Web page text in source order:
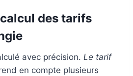
des tarifs
avec précision. Le tarif
en compte plusieurs